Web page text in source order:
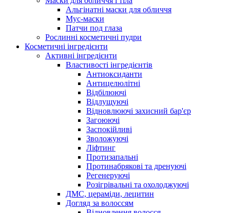
Альгінатні маски для обличчя
Мус-маски
Патчи под глаза
Рослинні косметичні пудри
Косметичні інгредієнти
Активні інгредієнти
Властивості інгредієнтів
Антиоксиданти
Антицелюлітні
Відбілюючі
Відлущуючі
Відновлюючі захисний бар'єр
Загоюючі
Заспокійливі
Зволожуючі
Ліфтинг
Протизапальні
Протинабрякові та дренуючі
Регенеруючі
Розігрівальні та охолоджуючі
ДМС, цераміди, лецитин
Догляд за волоссям